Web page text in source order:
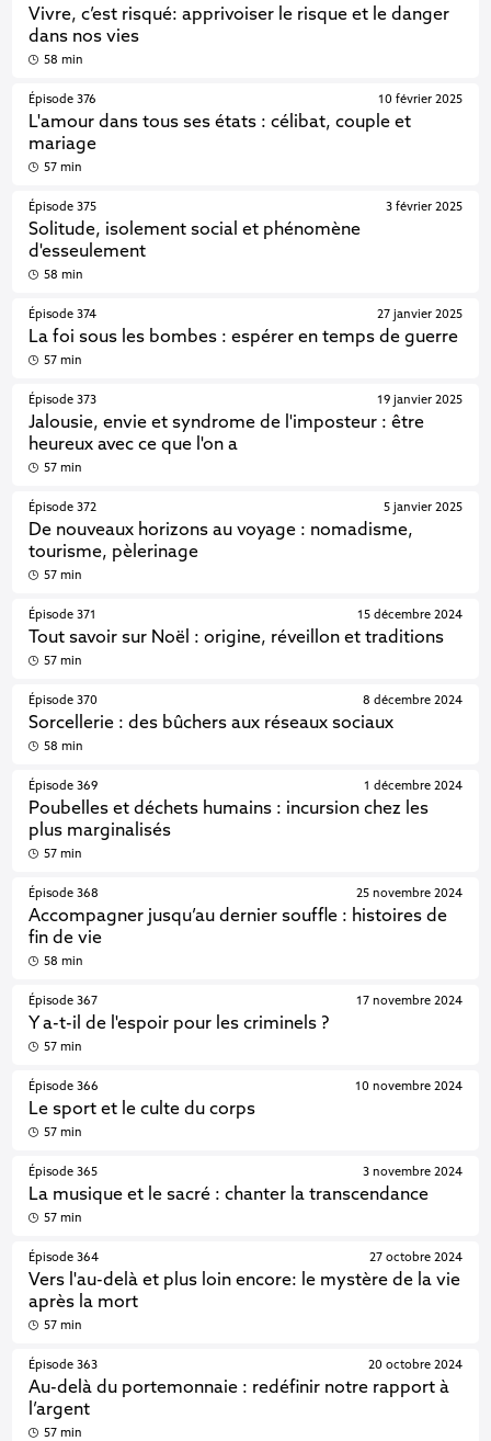
Vivre, c’est risqué: apprivoiser le risque et le danger
dans nos vies
58 min
Épisode 376
L'amour dans tous ses états : célibat, couple et
mariage
10 février 2025
57 min
Épisode 375
Solitude, isolement social et phénomène
d'esseulement
3 février 2025
58 min
Épisode 374
La foi sous les bombes : espérer en temps de guerre
27 janvier 2025
57 min
Épisode 373
Jalousie, envie et syndrome de l'imposteur : être
heureux avec ce que l'on a
19 janvier 2025
57 min
Épisode 372
De nouveaux horizons au voyage : nomadisme,
tourisme, pèlerinage
5 janvier 2025
57 min
Épisode 371
Tout savoir sur Noël : origine, réveillon et traditions
15 décembre 2024
57 min
Épisode 370
Sorcellerie : des bûchers aux réseaux sociaux
8 décembre 2024
58 min
Épisode 369
Poubelles et déchets humains : incursion chez les
plus marginalisés
1 décembre 2024
57 min
Épisode 368
Accompagner jusqu’au dernier souffle : histoires de
fin de vie
25 novembre 2024
58 min
Épisode 367
Y a-t-il de l'espoir pour les criminels ?
17 novembre 2024
57 min
Épisode 366
Le sport et le culte du corps
10 novembre 2024
57 min
Épisode 365
La musique et le sacré : chanter la transcendance
3 novembre 2024
57 min
Épisode 364
Vers l'au-delà et plus loin encore: le mystère de la vie
après la mort
27 octobre 2024
57 min
Épisode 363
Au-delà du portemonnaie : redéfinir notre rapport à
l’argent
20 octobre 2024
57 min